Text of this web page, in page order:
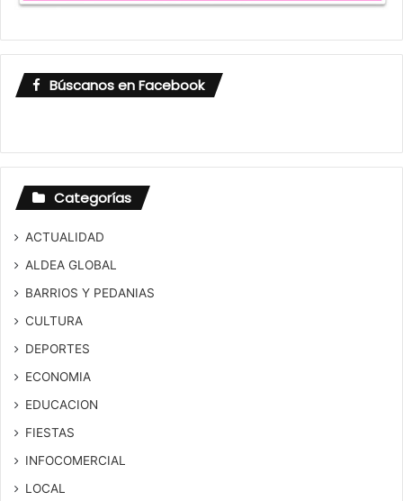
Búscanos en Facebook
Categorías
ACTUALIDAD
ALDEA GLOBAL
BARRIOS Y PEDANIAS
CULTURA
DEPORTES
ECONOMIA
EDUCACION
FIESTAS
INFOCOMERCIAL
LOCAL